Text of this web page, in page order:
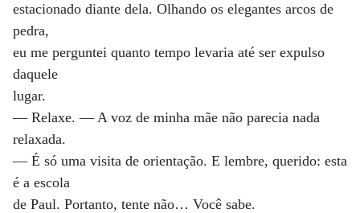
estacionado diante dela. Olhando os elegantes arcos de
pedra,
eu me perguntei quanto tempo levaria até ser expulso
daquele
lugar.
— Relaxe. — A voz de minha mãe não parecia nada
relaxada.
— É só uma visita de orientação. E lembre, querido: esta
é a escola
de Paul. Portanto, tente não… Você sabe.